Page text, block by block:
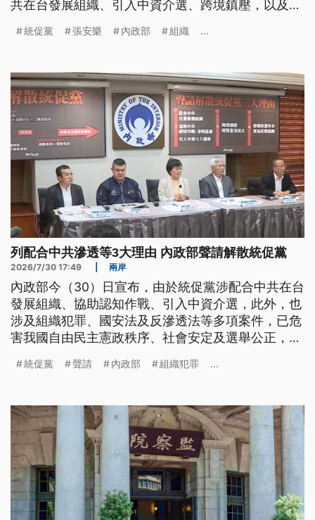
共在台發展組織、引入中資介選、跨境鎮壓，以及披
滲透全台15個宮廟，呼應中共統戰。統促黨總裁張安
統促黨 張安樂 內政部 組織 ...
列配合中共滲透等3大理由 內政部聲請解散統促黨
2026/7/30 17:49 兩岸
內政部今（30）日宣布，由於統促黨涉配合中共在台
發展組織、協助認知作戰、引入中資介選，此外，也
涉及組織犯罪、國安法及反滲透法等多項案件，已危
害我國自由民主憲政秩序、社會安定及選舉公正，因
初函送。
統促黨 聲請 內政部 組織犯罪 ...